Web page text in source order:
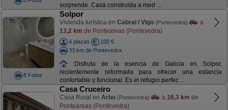
sorprende. Casa construida a med ...
8 Fotos
Solpor
Vivienda turística en Cabral / Vigo (Pontevedra)
a
13,2 km de Ponteareas (Pontevedra)
4 plazas
100 €
33 km de Pontevedra
Disfruta de la esencia de Galicia en Solpor,
recientemente reformada para ofrecer una estancia
confortable y funcional. Es el refugio perfec ...
Casa Cruceiro
Casa Rural en Arbo (Pontevedra) a 16,3 km de
Ponteareas (Pontevedra)